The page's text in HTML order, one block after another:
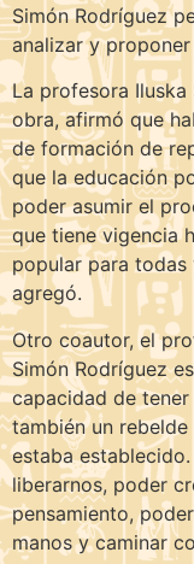
Simón Rodríguez
analizar y
La profesora Iluska
obra, afirmó que
de formación de
que la educación
poder asumir el
que tiene vigencia
popular para todas
agregó.
Otro coautor, el
Simón Rodríguez
capacidad de
también un
estaba
liberarnos, poder
pensamiento,
manos y caminar